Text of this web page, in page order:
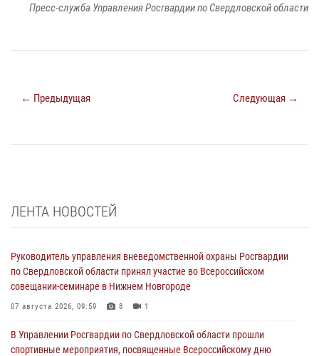
Пресс-служба Управления Росгвардии по Свердловской области
← Предыдущая Следующая →
ЛЕНТА НОВОСТЕЙ
Руководитель управления вневедомственной охраны Росгвардии
по Свердловской области принял участие во Всероссийском
совещании-семинаре в Нижнем Новгороде
07 августа 2026, 09:59 8 1
В Управлении Росгвардии по Свердловской области прошли
спортивные мероприятия, посвященные Всероссийскому дню